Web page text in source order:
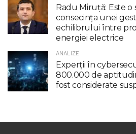
Radu Miruţă: Este
consecinţa unei
echilibrului între
energiei electrice
ANALIZE
Experții în
800.000 de
fost considerate